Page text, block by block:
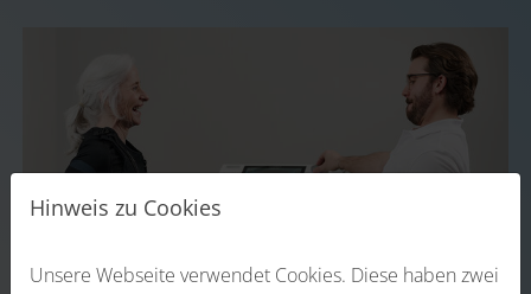
Hinweis zu Cookies
Unsere Webseite verwendet Cookies. Diese haben zwei